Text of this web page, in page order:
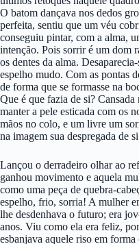
O batom dançava nos dedos
perfeita, sentiu que um véu
conseguiu pintar, com a alma,
intenção. Pois sorrir é um dom
os dentes da alma.
espelho mudo. Com as pontas
de forma que se formasse na
Que é que fazia de si?
manter a pele esticada com os
mãos no colo, e um livre um
na imagem sua despregada de
Lançou o derradeiro olhar ao
ganhou movimento e aquela
como uma peça de quebra-
espelho, frio, sorria! A mulher
lhe desdenhava o futuro; era
anos. Viu como ela era feliz,
esbanjava aquele riso em